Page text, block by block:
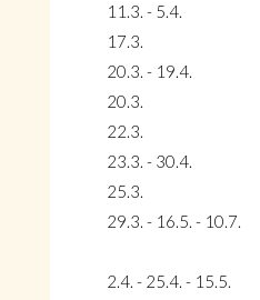
11.3. - 5.4.
17.3.
20.3. - 19.4.
20.3.
22.3.
23.3. - 30.4.
25.3.
29.3. - 16.5. - 10.7.
2.4. - 25.4. - 15.5.